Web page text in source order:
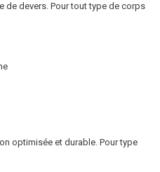
de devers. Pour tout type de corps
optimisée et durable. Pour type